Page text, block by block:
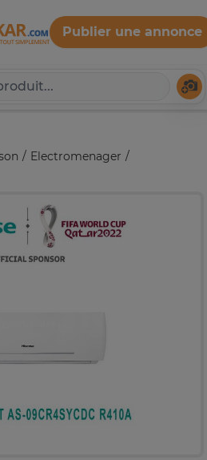
Dakar
Publier une annonce
Electromenager